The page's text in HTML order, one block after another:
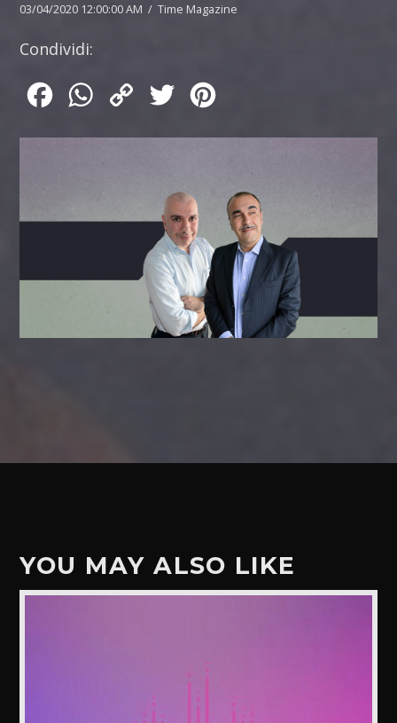
03/04/2020 12:00:00 AM / Time Magazine
Condividi:
FacebookWhatsApp
Copy
Twitter
YOU MAY ALSO LIKE